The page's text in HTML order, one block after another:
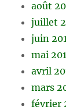
août
juillet
juin
mai
avril
mars
février